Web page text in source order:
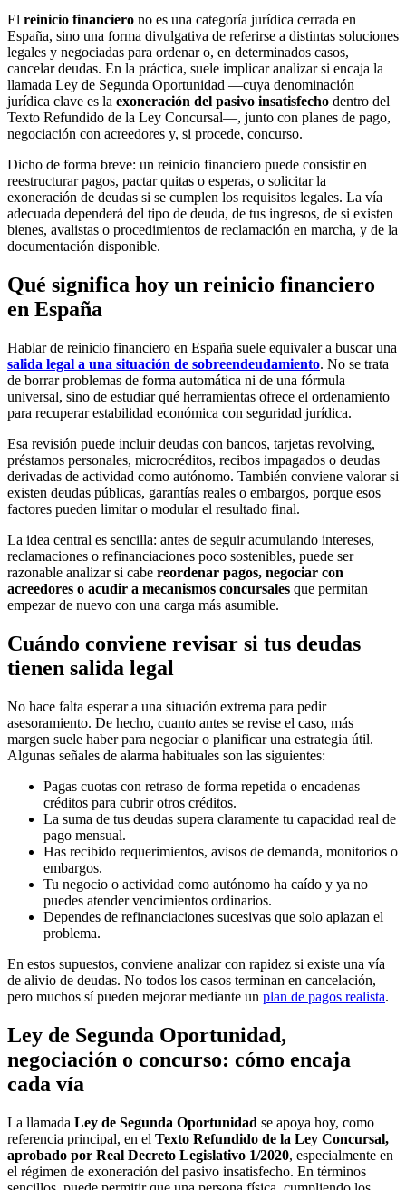
El reinicio financiero no es una categoría jurídica cerrada en
España, sino una forma divulgativa de referirse a distintas soluciones
legales y negociadas para ordenar o, en determinados casos,
cancelar deudas. En la práctica, suele implicar analizar si encaja la
llamada Ley de Segunda Oportunidad —cuya denominación
jurídica clave es la exoneración del pasivo insatisfecho dentro del
Texto Refundido de la Ley Concursal—, junto con planes de pago,
negociación con acreedores y, si procede, concurso.
Dicho de forma breve: un reinicio financiero puede consistir en
reestructurar pagos, pactar quitas o esperas, o solicitar la
exoneración de deudas si se cumplen los requisitos legales. La vía
adecuada dependerá del tipo de deuda, de tus ingresos, de si existen
bienes, avalistas o procedimientos de reclamación en marcha, y de la
documentación disponible.
Qué significa hoy un reinicio financiero
en España
Hablar de reinicio financiero en España suele equivaler a buscar una
salida legal a una situación de sobreendeudamiento. No se trata
de borrar problemas de forma automática ni de una fórmula
universal, sino de estudiar qué herramientas ofrece el ordenamiento
para recuperar estabilidad económica con seguridad jurídica.
Esa revisión puede incluir deudas con bancos, tarjetas revolving,
préstamos personales, microcréditos, recibos impagados o deudas
derivadas de actividad como autónomo. También conviene valorar si
existen deudas públicas, garantías reales o embargos, porque esos
factores pueden limitar o modular el resultado final.
La idea central es sencilla: antes de seguir acumulando intereses,
reclamaciones o refinanciaciones poco sostenibles, puede ser
razonable analizar si cabe reordenar pagos, negociar con
acreedores o acudir a mecanismos concursales que permitan
empezar de nuevo con una carga más asumible.
Cuándo conviene revisar si tus deudas
tienen salida legal
No hace falta esperar a una situación extrema para pedir
asesoramiento. De hecho, cuanto antes se revise el caso, más
margen suele haber para negociar o planificar una estrategia útil.
Algunas señales de alarma habituales son las siguientes:
Pagas cuotas con retraso de forma repetida o encadenas
créditos para cubrir otros créditos.
La suma de tus deudas supera claramente tu capacidad real de
pago mensual.
Has recibido requerimientos, avisos de demanda, monitorios o
embargos.
Tu negocio o actividad como autónomo ha caído y ya no
puedes atender vencimientos ordinarios.
Dependes de refinanciaciones sucesivas que solo aplazan el
problema.
En estos supuestos, conviene analizar con rapidez si existe una vía
de alivio de deudas. No todos los casos terminan en cancelación,
pero muchos sí pueden mejorar mediante un plan de pagos realista.
Ley de Segunda Oportunidad,
negociación o concurso: cómo encaja
cada vía
La llamada Ley de Segunda Oportunidad se apoya hoy, como
referencia principal, en el Texto Refundido de la Ley Concursal,
aprobado por Real Decreto Legislativo 1/2020, especialmente en
el régimen de exoneración del pasivo insatisfecho. En términos